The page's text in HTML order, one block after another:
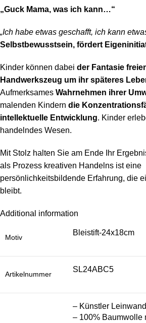
„Guck Mama, was ich kann…“
„Ich habe etwas geschafft, ich kann
Selbstbewusstsein, fördert
Kinder können dabei der Fantasie
Handwerkszeug um ihr späteres
Aufmerksames Wahrnehmen ihrer
malenden Kindern die
intellektuelle Entwicklung. Kinder
handelndes Wesen.
Mit Stolz halten Sie am Ende Ihr
als Prozess kreativen Handelns ist eine
persönlichkeitsbildende Erfahrung, die
bleibt.
Additional information
Motiv
Bleistift-24x18cm
Artikelnummer
SL24ABC5
– Künstler
– 100% Baumwolle